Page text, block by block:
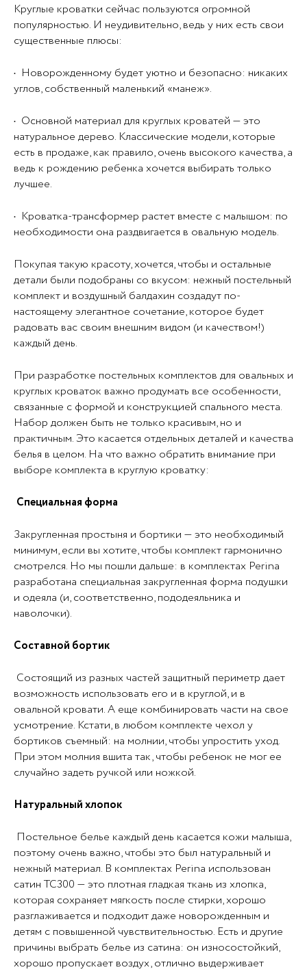
Круглые кроватки сейчас пользуются огромной
популярностью. И неудивительно, ведь у них есть свои
существенные плюсы:
• Новорожденному будет уютно и безопасно: никаких
углов, собственный маленький «манеж».
• Основной материал для круглых кроватей — это
натуральное дерево. Классические модели, которые
есть в продаже, как правило, очень высокого качества, а
ведь к рождению ребенка хочется выбирать только
лучшее.
• Кроватка-трансформер растет вместе с малышом: по
необходимости она раздвигается в овальную модель.
Покупая такую красоту, хочется, чтобы и остальные
детали были подобраны со вкусом: нежный постельный
комплект и воздушный балдахин создадут по-
настоящему элегантное сочетание, которое будет
радовать вас своим внешним видом (и качеством!)
каждый день.
При разработке постельных комплектов для овальных и
круглых кроваток важно продумать все особенности,
связанные с формой и конструкцией спального места.
Набор должен быть не только красивым, но и
практичным. Это касается отдельных деталей и качества
белья в целом. На что важно обратить внимание при
выборе комплекта в круглую кроватку:
Специальная форма
Закругленная простыня и бортики — это необходимый
минимум, если вы хотите, чтобы комплект гармонично
смотрелся. Но мы пошли дальше: в комплектах Perina
разработана специальная закругленная форма подушки
и одеяла (и, соответственно, пододеяльника и
наволочки).
Составной бортик
Состоящий из разных частей защитный периметр дает
возможность использовать его и в круглой, и в
овальной кровати. А еще комбинировать части на свое
усмотрение. Кстати, в любом комплекте чехол у
бортиков съемный: на молнии, чтобы упростить уход.
При этом молния вшита так, чтобы ребенок не мог ее
случайно задеть ручкой или ножкой.
Натуральный хлопок
Постельное белье каждый день касается кожи малыша,
поэтому очень важно, чтобы это был натуральный и
нежный материал. В комплектах Perina использован
сатин ТС300 — это плотная гладкая ткань из хлопка,
которая сохраняет мягкость после стирки, хорошо
разглаживается и подходит даже новорожденным и
детям с повышенной чувствительностью. Есть и другие
причины выбрать белье из сатина: он износостойкий,
хорошо пропускает воздух, отлично выдерживает